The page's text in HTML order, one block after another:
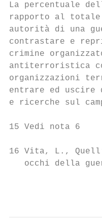
La percentuale
rapporto al
autorità di una
contrastare e
crimine
antiterroristica
organizzazioni
entrare ed uscire
e ricerche sul
15 Vedi nota 6
16 Vita, L.,
occhi della